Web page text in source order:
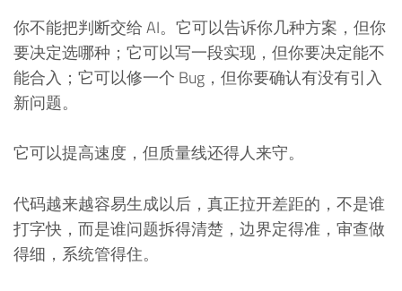
你不能把判断交给 AI。它可以告诉你几种方案，但你
要决定选哪种；它可以写一段实现，但你要决定能不
能合入；它可以修一个 Bug，但你要确认有没有引入
新问题。
它可以提高速度，但质量线还得人来守。
代码越来越容易生成以后，真正拉开差距的，不是谁
打字快，而是谁问题拆得清楚，边界定得准，审查做
得细，系统管得住。